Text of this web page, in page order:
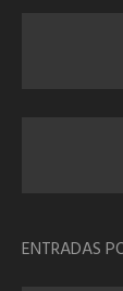
ENTRADAS